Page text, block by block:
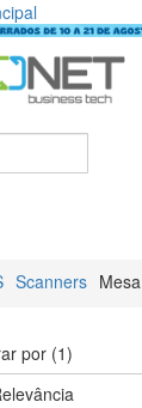
Scanners Mesa
por (1)